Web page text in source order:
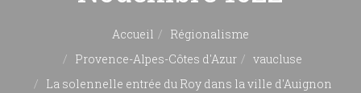
Accueil
Régionalisme
Provence-Alpes-Côtes d'Azur
vaucluse
La solennelle entrée du Roy dans la ville d'Auignon